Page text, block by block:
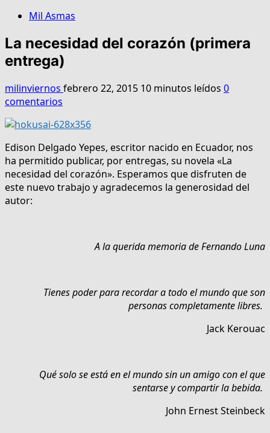
Mil Asmas
La necesidad del corazón (primera
entrega)
milinviernos febrero 22, 2015 10 minutos leídos 0
comentarios
Edison Delgado Yepes, escritor nacido en Ecuador, nos
ha permitido publicar, por entregas, su novela «La
necesidad del corazón». Esperamos que disfruten de
este nuevo trabajo y agradecemos la generosidad del
autor:
A la querida memoria de Fernando Luna
Tienes poder para recordar a todo el mundo que son
personas completamente libres.
Jack Kerouac
Qué solo se está en el mundo sin un amigo con el que
sentarse y compartir la bebida.
John Ernest Steinbeck